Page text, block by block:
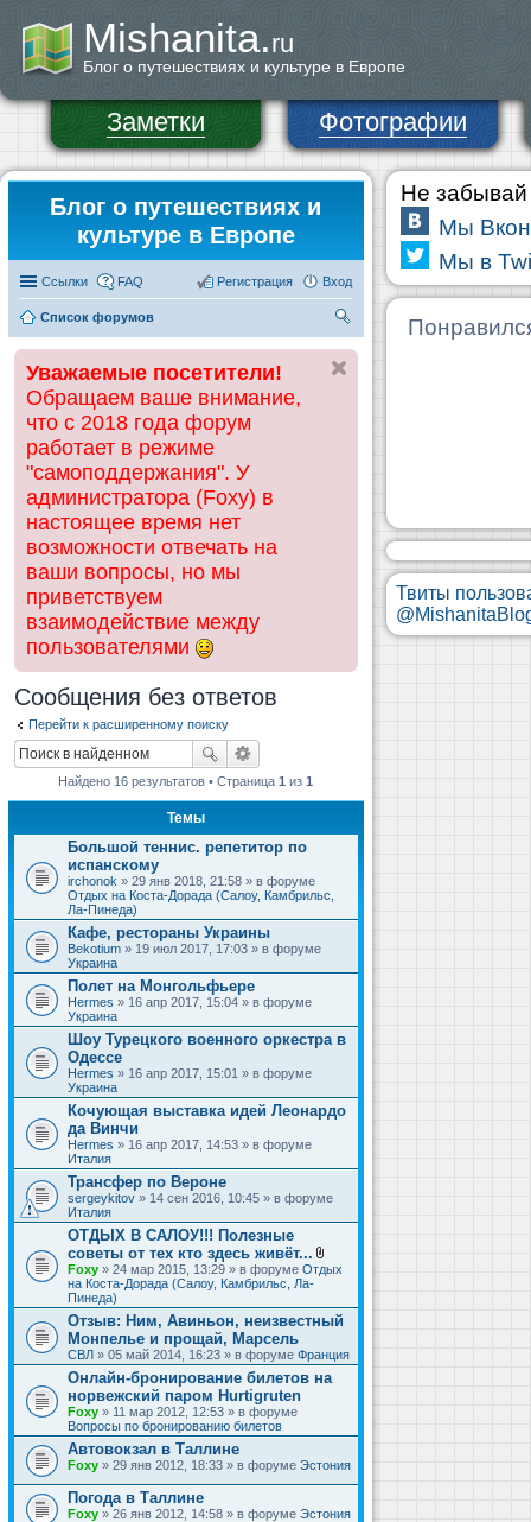
Mishanita.ru
Блог о путешествиях и культуре в Европе
Заметки Фотографии
Блог о путешествиях и
культуре в Европе
Ссылки FAQ Вход
Регистрация
Список форумов
ск
Уважаемые посетители!
Обращаем ваше внимание,
что с 2018 года форум
работает в режиме
"самоподдержания". У
администратора (Foxy) в
настоящее время нет
возможности отвечать на
ваши вопросы, но мы
приветствуем
взаимодействие между
пользователями
Сообщения без ответов
Перейти к расширенному поиску
Найдено 16 результатов • Страница1 из1
Темы
Большой теннис. репетитор по
испанскому
irchonok » 29 янв 2018, 21:58 » в форуме
Отдых на Коста-Дорада (Салоу, Камбрильс,
Ла-Пинеда)
Кафе, рестораны Украины
Bekotium » 19 июл 2017, 17:03 » в форуме
Украина
Полет на Монгольфьере
Hermes » 16 апр 2017, 15:04 » в форуме
Украина
Шоу Турецкого военного оркестра в
Одессе
Hermes » 16 апр 2017, 15:01 » в форуме
Украина
Кочующая выставка идей Леонардо
да Винчи
Hermes » 16 апр 2017, 14:53 » в форуме
Италия
Трансфер по Вероне
sergeykitov » 14 сен 2016, 10:45 » в форуме
Италия
ОТДЫХ В САЛОУ!!! Полезные
советы от тех кто здесь живёт...
В
л
ж
е
и
я
Foxy » 24 мар 2015, 13:29 » в форуме Отдых
на Коста-Дорада (Салоу, Камбрильс, Ла-
Пинеда)
Отзыв: Ним, Авиньон, неизвестный
Монпелье и прощай, Марсель
СВЛ » 05 май 2014, 16:23 » в форуме Франция
Онлайн-бронирование билетов на
норвежский паром Hurtigruten
Foxy » 11 мар 2012, 12:53 » в форуме
Вопросы по бронированию билетов
Автовокзал в Таллине
Foxy » 29 янв 2012, 18:33 » в форуме Эстония
Погода в Таллине
Foxy » 26 янв 2012, 14:58 » в форуме Эстония
Не забывай
Мы
Мы в
Твиты